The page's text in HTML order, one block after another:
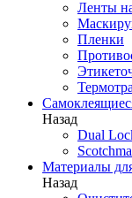
Ленты
Пленки
Назад
Dual
Материалы
Назад